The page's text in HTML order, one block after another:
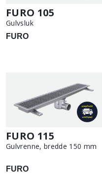
FURO 105
Gulvsluk
FURO
FURO 115
Gulvrenne, bredde 150 mm
FURO